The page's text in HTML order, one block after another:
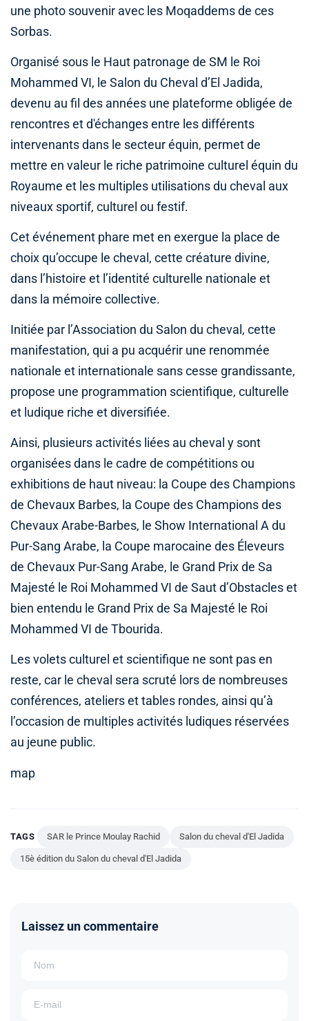
une photo souvenir avec les Moqaddems de ces
Sorbas.
Organisé sous le Haut patronage de SM le Roi
Mohammed VI, le Salon du Cheval d’El Jadida,
devenu au fil des années une plateforme obligée de
rencontres et d'échanges entre les différents
intervenants dans le secteur équin, permet de
mettre en valeur le riche patrimoine culturel équin du
Royaume et les multiples utilisations du cheval aux
niveaux sportif, culturel ou festif.
Cet événement phare met en exergue la place de
choix qu’occupe le cheval, cette créature divine,
dans l’histoire et l’identité culturelle nationale et
dans la mémoire collective.
Initiée par l’Association du Salon du cheval, cette
manifestation, qui a pu acquérir une renommée
nationale et internationale sans cesse grandissante,
propose une programmation scientifique, culturelle
et ludique riche et diversifiée.
Ainsi, plusieurs activités liées au cheval y sont
organisées dans le cadre de compétitions ou
exhibitions de haut niveau: la Coupe des Champions
de Chevaux Barbes, la Coupe des Champions des
Chevaux Arabe-Barbes, le Show International A du
Pur-Sang Arabe, la Coupe marocaine des Éleveurs
de Chevaux Pur-Sang Arabe, le Grand Prix de Sa
Majesté le Roi Mohammed VI de Saut d’Obstacles et
bien entendu le Grand Prix de Sa Majesté le Roi
Mohammed VI de Tbourida.
Les volets culturel et scientifique ne sont pas en
reste, car le cheval sera scruté lors de nombreuses
conférences, ateliers et tables rondes, ainsi qu’à
l’occasion de multiples activités ludiques réservées
au jeune public.
map
TAGS SAR le Prince Moulay Rachid Salon du cheval d'El Jadida
15è édition du Salon du cheval d'El Jadida
Laissez un commentaire